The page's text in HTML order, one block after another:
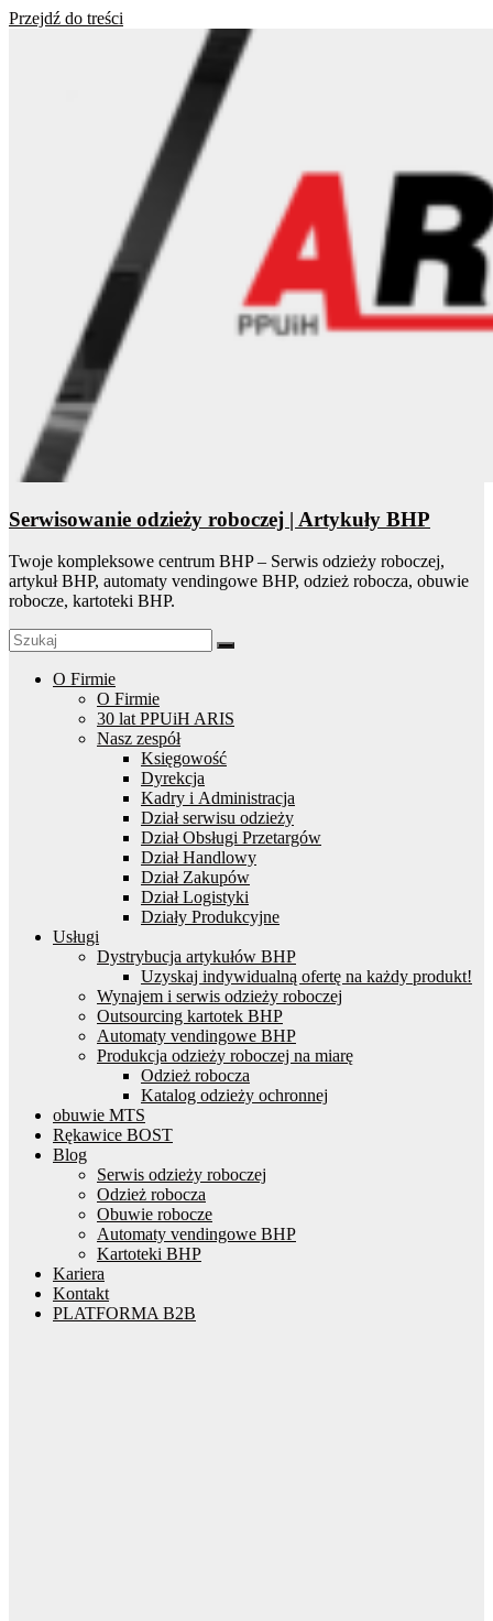
Przejdź do treści
Serwisowanie odzieży roboczej | Artykuły BHP
Twoje kompleksowe centrum BHP – Serwis odzieży roboczej,
artykuł BHP, automaty vendingowe BHP, odzież robocza, obuwie
robocze, kartoteki BHP.
O Firmie
O Firmie
30 lat PPUiH ARIS
Nasz zespół
Księgowość
Dyrekcja
Kadry i Administracja
Dział serwisu odzieży
Dział Obsługi Przetargów
Dział Handlowy
Dział Zakupów
Dział Logistyki
Działy Produkcyjne
Usługi
Dystrybucja artykułów BHP
Uzyskaj indywidualną ofertę na każdy produkt!
Wynajem i serwis odzieży roboczej
Outsourcing kartotek BHP
Automaty vendingowe BHP
Produkcja odzieży roboczej na miarę
Odzież robocza
Katalog odzieży ochronnej
obuwie MTS
Rękawice BOST
Blog
Serwis odzieży roboczej
Odzież robocza
Obuwie robocze
Automaty vendingowe BHP
Kartoteki BHP
Kariera
Kontakt
PLATFORMA B2B